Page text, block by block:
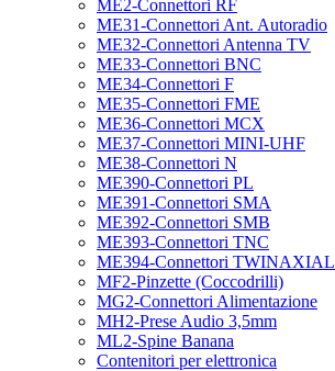
ME2-Connettori RF
ME31-Connettori Ant. Autoradio
ME32-Connettori Antenna TV
ME33-Connettori BNC
ME34-Connettori F
ME35-Connettori FME
ME36-Connettori MCX
ME37-Connettori MINI-UHF
ME38-Connettori N
ME390-Connettori PL
ME391-Connettori SMA
ME392-Connettori SMB
ME393-Connettori TNC
ME394-Connettori TWINAXIAL
MF2-Pinzette (Coccodrilli)
MG2-Connettori Alimentazione
MH2-Prese Audio 3,5mm
ML2-Spine Banana
Contenitori per elettronica